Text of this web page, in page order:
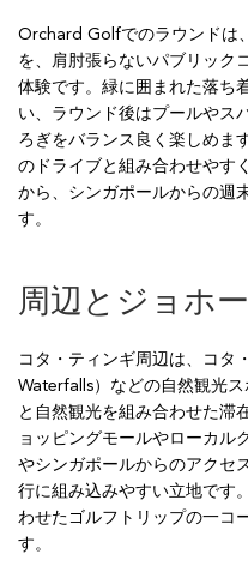
Orchard Golfでのラウンドは
を、肩肘張らないパブリック
体験です。緑に囲まれた落ち
い、ラウンド後はプールや
ろぎをバランス良く楽しめま
のドライブと組み合わせやす
から、シンガポールからの週
す。
周辺とジョホ
コタ・ティンギ周辺は、コタ
Waterfalls）などの自然観光
と自然観光を組み合わせた滞
ョッピングモールやローカル
やシンガポールからのアクセ
行に組み込みやすい立地です
わせたゴルフトリップの一コ
す。